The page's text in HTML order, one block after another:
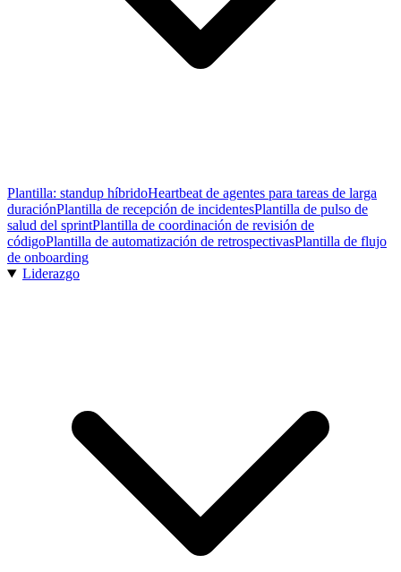
Plantilla: standup híbridoHeartbeat de agentes para tareas de larga
duraciónPlantilla de recepción de incidentesPlantilla de pulso de
salud del sprintPlantilla de coordinación de revisión de
códigoPlantilla de automatización de retrospectivasPlantilla de flujo
de onboarding
Liderazgo